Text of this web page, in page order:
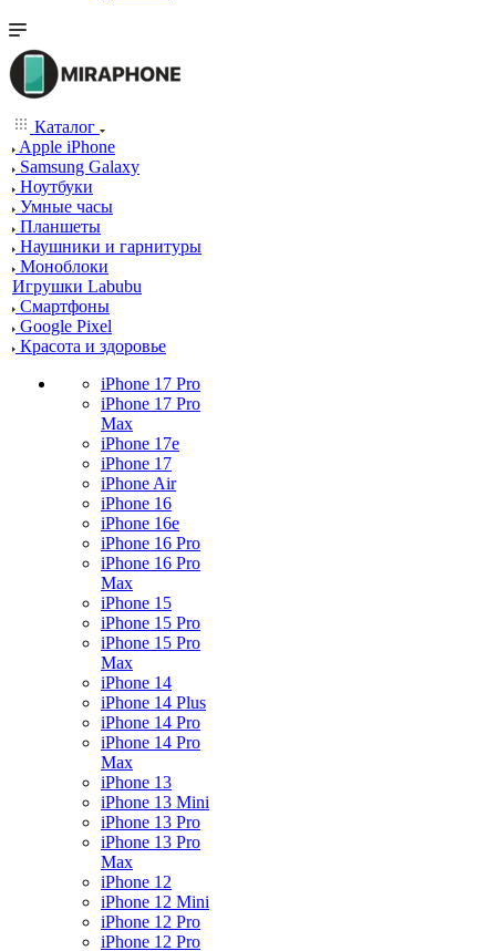
Каталог
Apple iPhone
Samsung Galaxy
Ноутбуки
Умные часы
Планшеты
Наушники и гарнитуры
Моноблоки
Игрушки Labubu
Смартфоны
Google Pixel
Красота и здоровье
iPhone 17 Pro
iPhone 17 Pro
Max
iPhone 17e
iPhone 17
iPhone Air
iPhone 16
iPhone 16e
iPhone 16 Pro
iPhone 16 Pro
Max
iPhone 15
iPhone 15 Pro
iPhone 15 Pro
Max
iPhone 14
iPhone 14 Plus
iPhone 14 Pro
iPhone 14 Pro
Max
iPhone 13
iPhone 13 Mini
iPhone 13 Pro
iPhone 13 Pro
Max
iPhone 12
iPhone 12 Mini
iPhone 12 Pro
iPhone 12 Pro